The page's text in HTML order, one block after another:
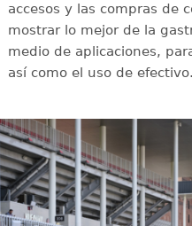
accesos y las compras de
mostrar lo mejor de la
medio de aplicaciones,
así como el uso de efectivo.